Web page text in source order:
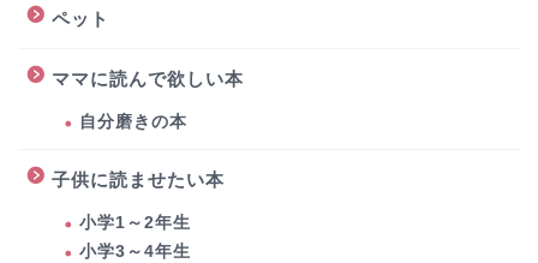
ペット
ママに読んで欲しい本
自分磨きの本
子供に読ませたい本
小学1～2年生
小学3～4年生